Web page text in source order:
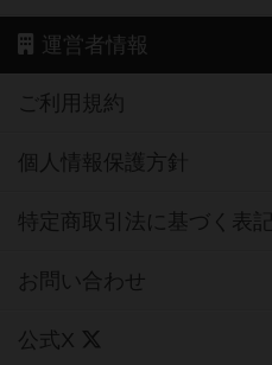
運営者情報
ご利用規約
個人情報保護方針
特定商取引法に基づく表記
お問い合わせ
公式X